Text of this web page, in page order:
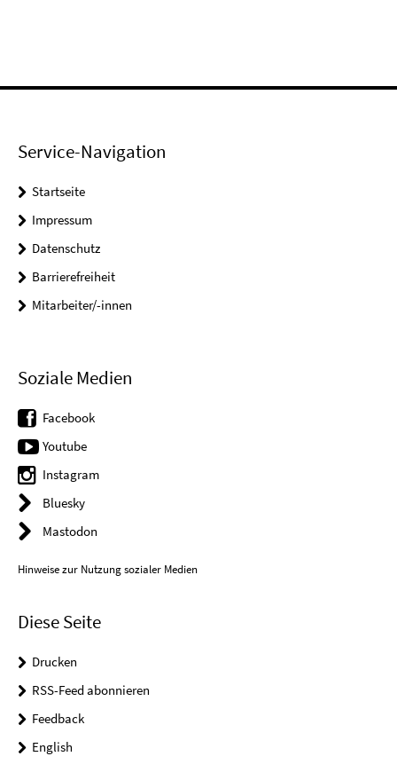
Service-Navigation
Startseite
Impressum
Datenschutz
Barrierefreiheit
Mitarbeiter/-innen
Soziale Medien
Facebook
Youtube
Instagram
Bluesky
Mastodon
Hinweise zur Nutzung sozialer Medien
Diese Seite
Drucken
RSS-Feed abonnieren
Feedback
English